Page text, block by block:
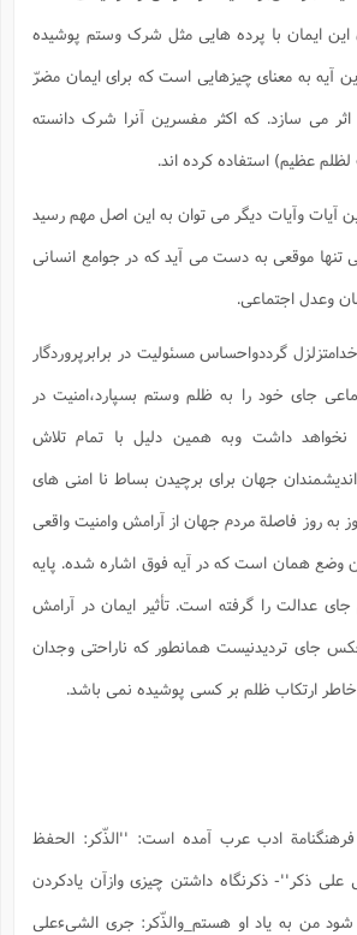
این ایمان با پرده هایی مثل شرک وستم پوشیده
آیه به معنای چیزهایی است که برای ایمان مضرّ
می سازد. که اکثر مفسرین آنرا شرک دانسته
عظیم) استفاده کرده اند.
آیات وآیات دیگر می توان به این اصل مهم رسید
تنها موقعی به دست می آید که در جوامع انسانی
وعدل اجتماعی.
گرددواحساس مسئولیت در برابرپروردگار
جای خود را به ظلم وستم بسپارد،امنیت در
داشت وبه همین دلیل با تمام تلاش
جهان برای برچیدن بساط نا امنی های
به روز فاصلة مردم جهان از آرامش وامنیت واقعی
وضع همان است که در آیه فوق اشاره شده. پایه
عدالت را گرفته است. تأثیر ایمان در آرامش
جای تردیدنیست همانطور که ناراحتی وجدان
ارتکاب ظلم بر کسی پوشیده نمی باشد.
فرهنگنامة ادب عرب آمده است: ''الذّکر: الحفظ
ذکر''- ‌ذکرنگاه داشتن چیزی وازآن یادکردن
من به یاد او هستم_والذّکر: جری الشیءعلی